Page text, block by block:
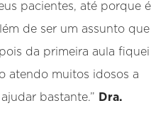
pacientes, até porque é
de ser um assunto que
da primeira aula fiquei
atendo muitos idosos a
bastante.” Dra.